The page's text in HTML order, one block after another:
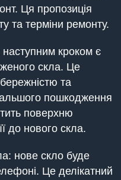
Ця пропозиція
та терміни ремонту.
кроком є
скла. Це
та
пошкодження
поверхню
до нового скла.
нове скло буде
Це делікатний